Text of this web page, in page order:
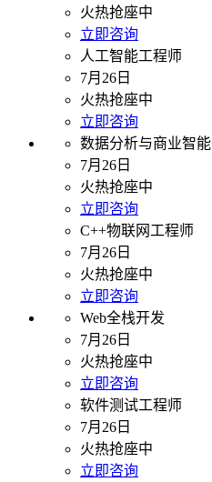
火热抢座中
立即咨询
人工智能工程师
7月26日
火热抢座中
立即咨询
数据分析与商业智能
7月26日
火热抢座中
立即咨询
C++物联网工程师
7月26日
火热抢座中
立即咨询
Web全栈开发
7月26日
火热抢座中
立即咨询
软件测试工程师
7月26日
火热抢座中
立即咨询